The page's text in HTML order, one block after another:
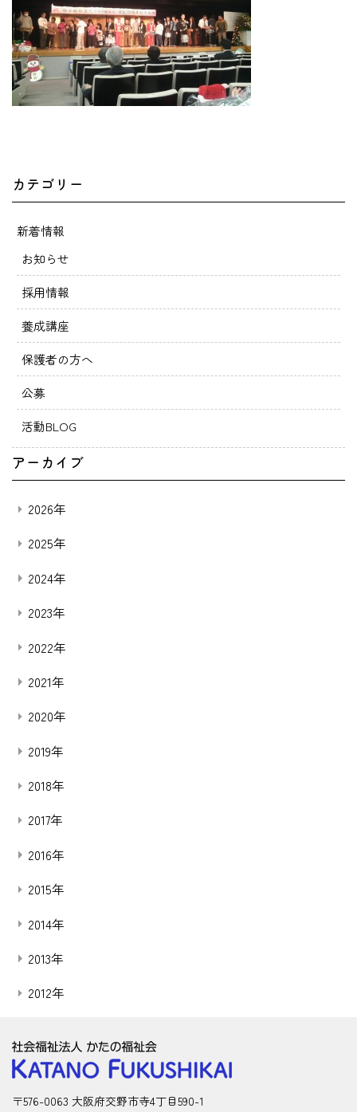
カテゴリー
新着情報
お知らせ
採用情報
養成講座
保護者の方へ
公募
活動BLOG
アーカイブ
2026年
2025年
2024年
2023年
2022年
2021年
2020年
2019年
2018年
2017年
2016年
2015年
2014年
2013年
2012年
〒576-0063 大阪府交野市寺4丁目590-1